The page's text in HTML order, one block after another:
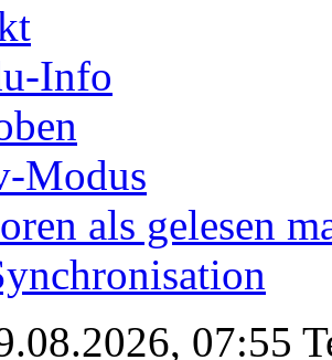
Info
Modus
als gelesen
07:55